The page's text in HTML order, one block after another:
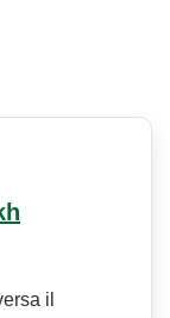
il